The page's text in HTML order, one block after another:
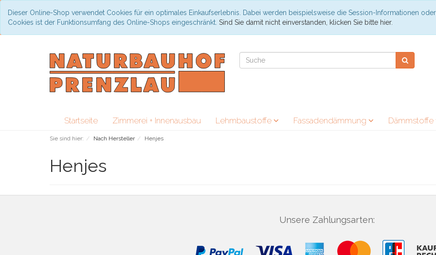
Dieser Online-Shop verwendet Cookies für ein optimales Einkaufserlebnis. Dabei werden beispielsweise die Session-Informationen
Cookies ist der Funktionsumfang des Online-Shops eingeschränkt. Sind Sie damit nicht einverstanden, klicken Sie bitte hier.
Startseite Zimmerei + Innenausbau Lehmbaustoffe Fassadendämmung Dämmstoffe
Sie sind hier: Nach Hersteller Henjes
Henjes
Unsere Zahlungsarten: